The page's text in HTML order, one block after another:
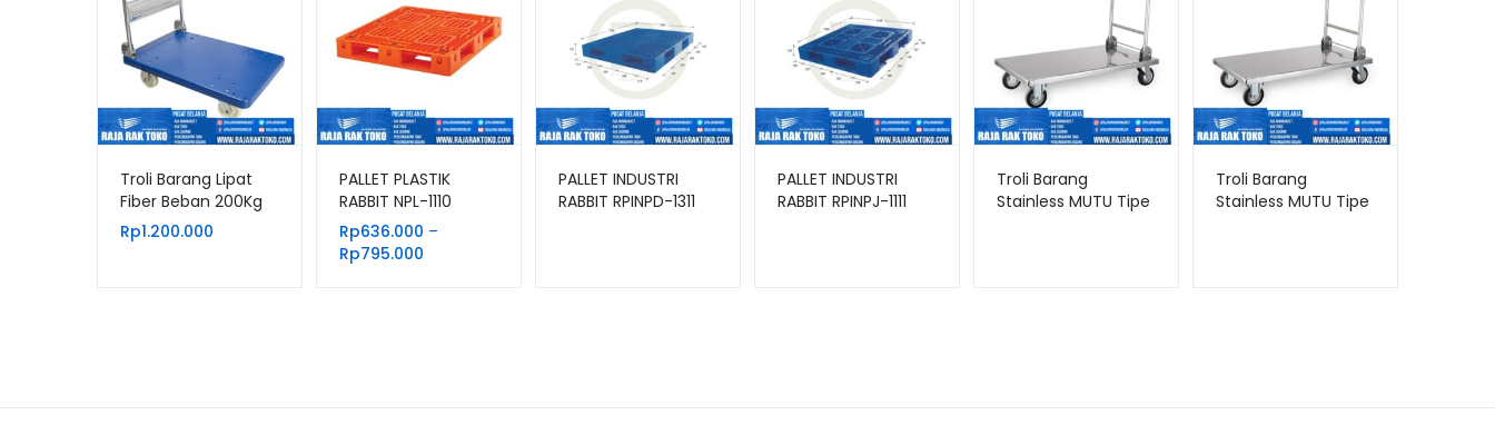
Troli Barang Lipat
Fiber Beban 200Kg
Tipe Fourtney 8884
Rp1.200.000
PALLET PLASTIK
RABBIT NPL-1110
UKURAN 110x100x15
CM
Rp636.000 –
Rp795.000
PALLET INDUSTRI
RABBIT RPINPD-1311
PALLET INDUSTRI
RABBIT RPINPJ-1111
Troli Barang
Stainless MUTU Tipe
Troli Barang
Stainless MUTU Tipe